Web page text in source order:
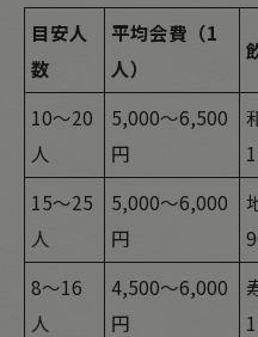
目安人
数
平均会費（1
人）
10～20
人
5,000～6,500
円
15～25
人
5,000～6,000
円
8～16
人
4,500～6,000
円